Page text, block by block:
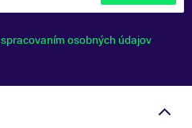
spracovaním osobných údajov